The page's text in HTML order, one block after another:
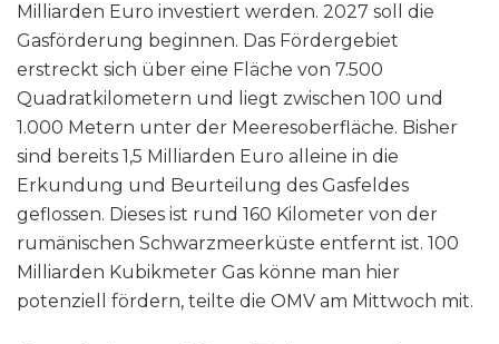
Milliarden Euro investiert werden. 2027 soll die
Gasförderung beginnen. Das Fördergebiet
erstreckt sich über eine Fläche von 7.500
Quadratkilometern und liegt zwischen 100 und
1.000 Metern unter der Meeresoberfläche. Bisher
sind bereits 1,5 Milliarden Euro alleine in die
Erkundung und Beurteilung des Gasfeldes
geflossen. Dieses ist rund 160 Kilometer von der
rumänischen Schwarzmeerküste entfernt ist. 100
Milliarden Kubikmeter Gas könne man hier
potenziell fördern, teilte die OMV am Mittwoch mit.